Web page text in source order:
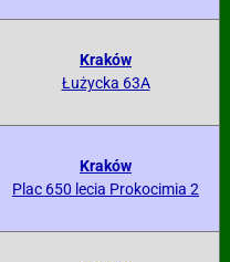
Kraków
Łużycka 63A
Kraków
Plac 650 lecia Prokocimia 2